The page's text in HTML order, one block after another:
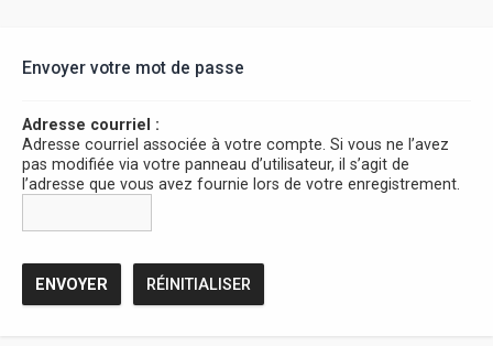
Envoyer votre mot de passe
Adresse courriel :
Adresse courriel associée à votre compte. Si vous ne l’avez
pas modifiée via votre panneau d’utilisateur, il s’agit de
l’adresse que vous avez fournie lors de votre enregistrement.